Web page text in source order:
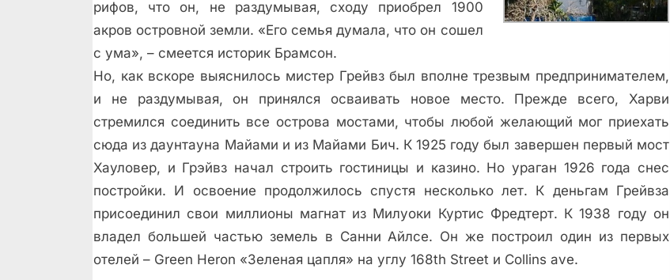
рифов, что он, не раздумывая, сходу приобрел 1900
акров островной земли. «Его семья думала, что он сошел
с ума», – смеется историк Брамсон.
Но, как вскоре выяснилось мистер Грейвз был вполне трезвым предпринимателем,
и не раздумывая, он принялся осваивать новое место. Прежде всего, Харви
стремился соединить все острова мостами, чтобы любой желающий мог приехать
сюда из даунтауна Майами и из Майами Бич. К 1925 году был завершен первый мост
Хауловер, и Грэйвз начал строить гостиницы и казино. Но ураган 1926 года снес
постройки. И освоение продолжилось спустя несколько лет. К деньгам Грейвза
присоединил свои миллионы магнат из Милуоки Куртис Фредтерт. К 1938 году он
владел большей частью земель в Санни Айлсе. Он же построил один из первых
отелей – Green Heron «Зеленая цапля» на углу 168th Street и Collins ave.